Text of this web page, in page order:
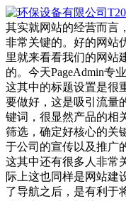
其实就网站的经营而言
非常关键的。好的网站
里就来看看我们的网站
的。 今天PageAdmin专
这其中的标题设置是很
要做好，这是吸引流量
键词，很显然产品的相
筛选，确定好核心的关
于公司的宣传以及推广
这其中还有很多人非常
际上这也同样是网站建
了导航之后，是有利于